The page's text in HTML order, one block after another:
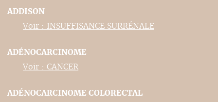
ADDISON
Voir : INSUFFISANCE SURRÉNALE
ADÉNOCARCINOME
Voir : CANCER
ADÉNOCARCINOME COLORECTAL